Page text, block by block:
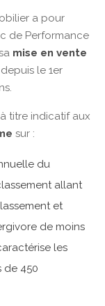
a pour
de Performance
mise en vente
le 1er
titre indicatif aux
sur :
du
allant
et
de moins
les
de 450